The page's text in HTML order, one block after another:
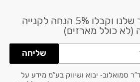
הרשמו לניוזלטר שלנו וקבלו 5% הנחה לקנייה
(לא כולל מארזים)
שליחה
סמואלוב- יבוא ושיווק בע"מ מידע על